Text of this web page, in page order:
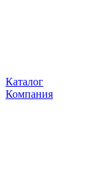
Каталог
Компания